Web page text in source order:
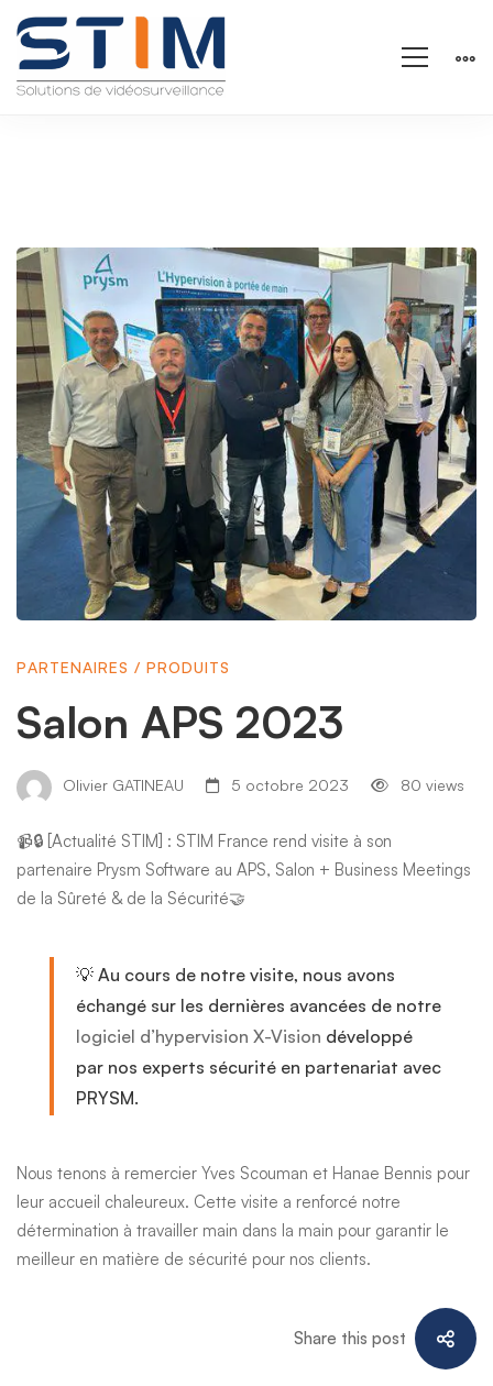
Salon
APS
2023
PARTENAIRES / PRODUITS
Salon APS 2023
Olivier GATINEAU 5 octobre 2023 80 views
📹🔒 [Actualité STIM] : STIM France rend visite à son
partenaire Prysm Software au APS, Salon + Business Meetings
de la Sûreté & de la Sécurité🤝
💡 Au cours de notre visite, nous avons
échangé sur les dernières avancées de notre
logiciel d’hypervision X-Vision développé
par nos experts sécurité en partenariat avec
PRYSM.
Nous tenons à remercier Yves Scouman et Hanae Bennis pour
leur accueil chaleureux. Cette visite a renforcé notre
détermination à travailler main dans la main pour garantir le
meilleur en matière de sécurité pour nos clients.
Share this post